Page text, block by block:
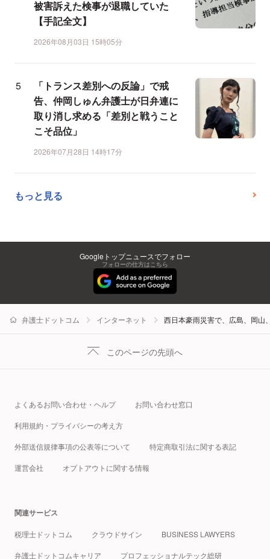
被害訴えた検事が退職していた
【手記全文】
2026年08月03日 15時05分
「トランス差別への反論」で戒
告、仲岡しゅん弁護士が日弁連に
取り消し求める「差別と戦うこと
こそ品位」
2026年07月28日 14時17分
もっと見る
Googleトップニュースでフォロー
フォローの仕方はこちら
弁護士ドットコム インターネット 西日本豪雨災害で、広島、岡山
このページの先頭へ
よくあるお問い合わせ・ヘルプ お問い合わせ窓口
利用規約・プライバシーの考え方
外部送信規律事項の公表等について 特定商取引法に関する表記
運営会社 オプトアウトに関する情報
関連サービス
税理士ドットコム クラウドサイン BUSINESS LAWYERS
弁護士ドットコムキャリア プロフェッショナルテック総研